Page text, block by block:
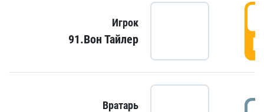
Игрок
91.Вон Тайлер
Вратарь